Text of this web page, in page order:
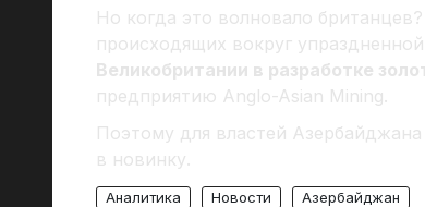
Но когда это волновало
происходящих вокруг
Великобритании в разработке
предприятию Anglo-Asian Mining.
Поэтому для властей
в новинку.
Аналитика Новости Азербайджан